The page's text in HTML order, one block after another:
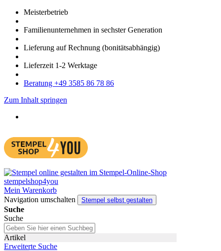
Meister­betrieb
Familien­unter­nehmen in sechster Gene­ration
Lieferung auf Rech­nung (bonitätsabhängig)
Liefer­zeit 1-2 Werk­tage
Bera­tung +49 3585 86 78 86
Zum Inhalt springen
Mein Warenkorb
Navigation umschalten
Stempel selbst gestalten
Suche
Suche
Artikel
Erweiterte Suche